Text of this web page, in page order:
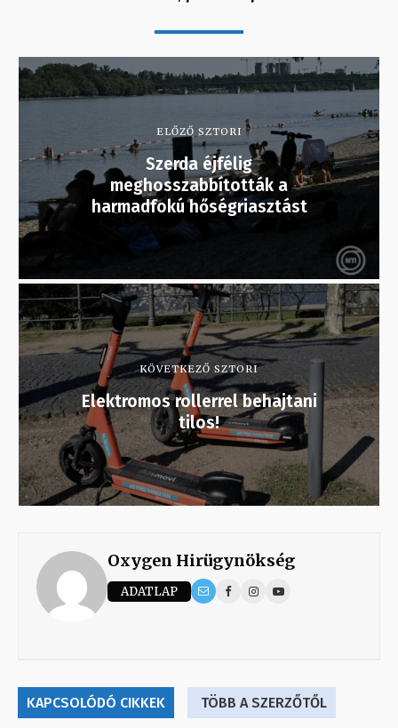
ELŐZŐ SZTORI
Szerda éjfélig
meghosszabbították a
harmadfokú hőségriasztást
KÖVETKEZŐ SZTORI
Elektromos rollerrel behajtani
tilos!
Oxygen Hirügynökség
ADATLAP
KAPCSOLÓDÓ CIKKEK TÖBB A SZERZŐTŐL